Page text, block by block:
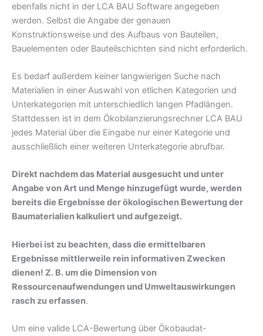
ebenfalls nicht in der LCA BAU Software angegeben
werden. Selbst die Angabe der genauen
Konstruktionsweise und des Aufbaus von Bauteilen,
Bauelementen oder Bauteilschichten sind nicht erforderlich.
Es bedarf außerdem keiner langwierigen Suche nach
Materialien in einer Auswahl von etlichen Kategorien und
Unterkategorien mit unterschiedlich langen Pfadlängen.
Stattdessen ist in dem Ökobilanzierungsrechner LCA BAU
jedes Material über die Eingabe nur einer Kategorie und
ausschließlich einer weiteren Unterkategorie abrufbar.
Direkt nachdem das Material ausgesucht und unter
Angabe von Art und Menge hinzugefügt wurde, werden
bereits die Ergebnisse der ökologischen Bewertung der
Baumaterialien kalkuliert und aufgezeigt.
Hierbei ist zu beachten, dass die ermittelbaren
Ergebnisse mittlerweile rein informativen Zwecken
dienen! Z. B. um die Dimension von
Ressourcenaufwendungen und Umweltauswirkungen
rasch zu erfassen.
Um eine valide LCA-Bewertung über Ökobaudat-